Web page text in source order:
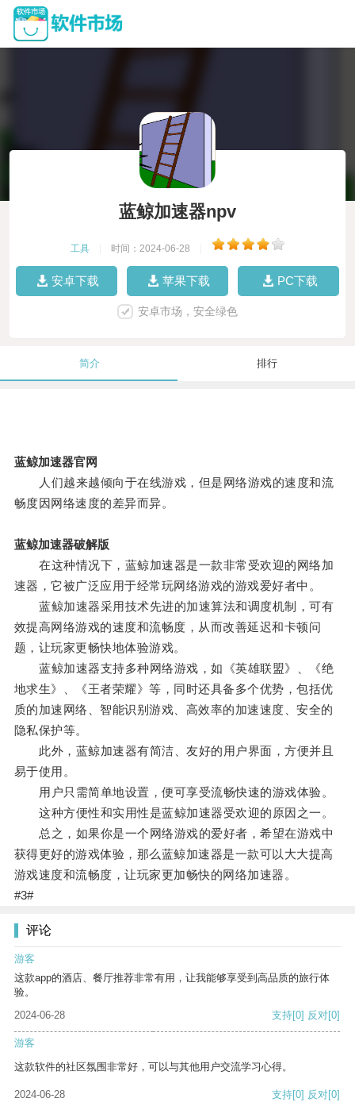
蓝鲸加速器npv
工具 时间：2024-06-28
安卓下载 苹果下载 PC下载
安卓市场，安全绿色
简介 排行
蓝鲸加速器官网
人们越来越倾向于在线游戏，但是网络游戏的速度和流
畅度因网络速度的差异而异。
蓝鲸加速器破解版
在这种情况下，蓝鲸加速器是一款非常受欢迎的网络加
速器，它被广泛应用于经常玩网络游戏的游戏爱好者中。
蓝鲸加速器采用技术先进的加速算法和调度机制，可有
效提高网络游戏的速度和流畅度，从而改善延迟和卡顿问
题，让玩家更畅快地体验游戏。
蓝鲸加速器支持多种网络游戏，如《英雄联盟》、《绝
地求生》、《王者荣耀》等，同时还具备多个优势，包括优
质的加速网络、智能识别游戏、高效率的加速速度、安全的
隐私保护等。
此外，蓝鲸加速器有简洁、友好的用户界面，方便并且
易于使用。
用户只需简单地设置，便可享受流畅快速的游戏体验。
这种方便性和实用性是蓝鲸加速器受欢迎的原因之一。
总之，如果你是一个网络游戏的爱好者，希望在游戏中
获得更好的游戏体验，那么蓝鲸加速器是一款可以大大提高
游戏速度和流畅度，让玩家更加畅快的网络加速器。
#3#
评论
游客
这款app的酒店、餐厅推荐非常有用，让我能够享受到高品质的旅行体
验。
2024-06-28
支持[0] 反对[0]
游客
这款软件的社区氛围非常好，可以与其他用户交流学习心得。
2024-06-28 支持[0] 反对[0]